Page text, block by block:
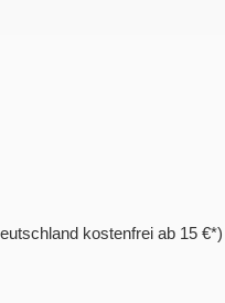
kostenfrei ab 15 €*)